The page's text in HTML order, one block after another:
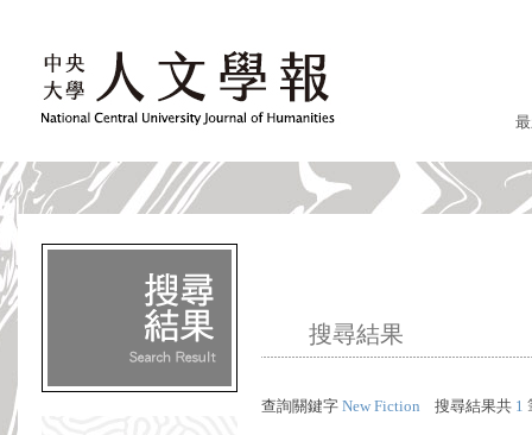
搜尋結果
查詢關鍵字 New Fiction 搜尋結果共 1